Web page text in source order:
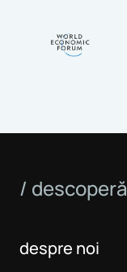
/ descoperă
despre noi